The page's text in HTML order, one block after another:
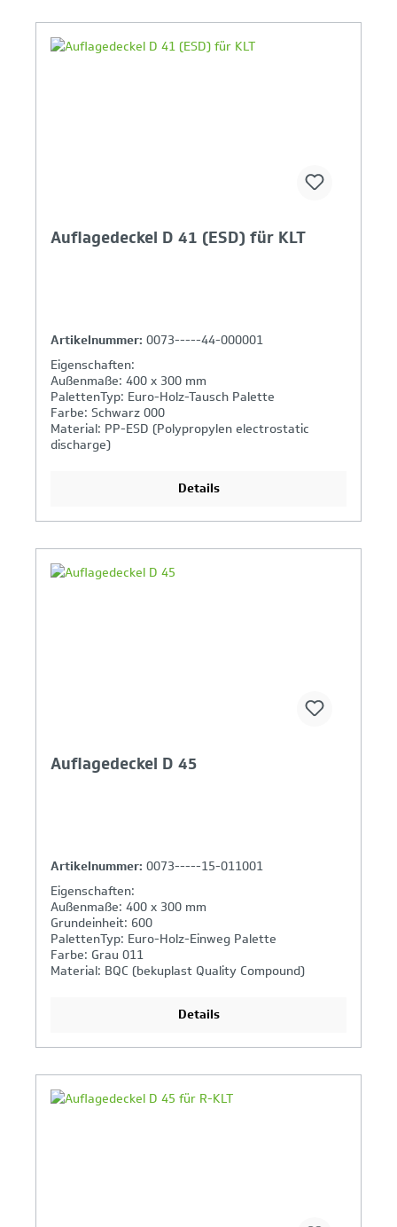
Ihr Produktvergleich ist voll
Auflagedeckel D 41 (ESD) für KLT
Artikelnummer: 0073-----44-000001
Eigenschaften:
Außenmaße: 400 x 300 mm
PalettenTyp: Euro-Holz-Tausch Palette
Farbe: Schwarz 000
Material: PP-ESD (Polypropylen electrostatic
discharge)
Details
Ihr Produktvergleich ist voll
Auflagedeckel D 45
Artikelnummer: 0073-----15-011001
Eigenschaften:
Außenmaße: 400 x 300 mm
Grundeinheit: 600
PalettenTyp: Euro-Holz-Einweg Palette
Farbe: Grau 011
Material: BQC (bekuplast Quality Compound)
Details
Ihr Produktvergleich ist voll